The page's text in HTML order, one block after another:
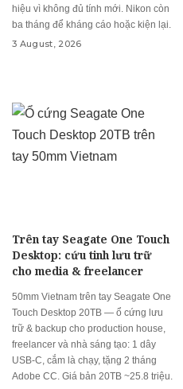
hiệu vì không đủ tính mới. Nikon còn
ba tháng để kháng cáo hoặc kiện lại.
3 August, 2026
Trên tay Seagate One Touch
Desktop: cứu tinh lưu trữ
cho media & freelancer
50mm Vietnam trên tay Seagate One
Touch Desktop 20TB — ổ cứng lưu
trữ & backup cho production house,
freelancer và nhà sáng tạo: 1 dây
USB-C, cắm là chạy, tặng 2 tháng
Adobe CC. Giá bản 20TB ~25.8 triệu.